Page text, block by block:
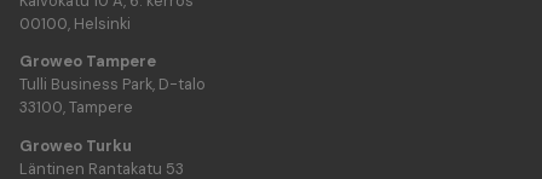
00100, Helsinki
Groweo Tampere
Tulli Business Park, D-talo
33100, Tampere
Groweo Turku
Läntinen Rantakatu 53